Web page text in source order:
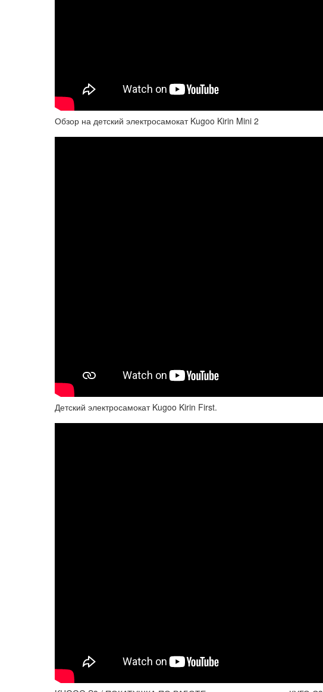
Обзор на детский электросамокат Kugoo Kirin Mini 2
Детский электросамокат Kugoo Kirin First.